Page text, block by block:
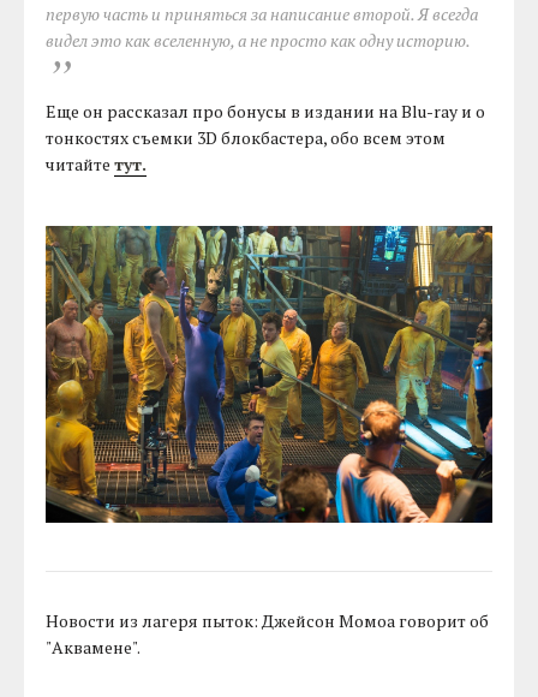
первую часть и приняться за написание второй. Я всегда
видел это как вселенную, а не просто как одну историю.
Еще он рассказал про бонусы в издании на Blu-ray и о
тонкостях съемки 3D блокбастера, обо всем этом
читайтетут.
Новости из лагеря пыток: Джейсон Момоа говорит об
"Аквамене".